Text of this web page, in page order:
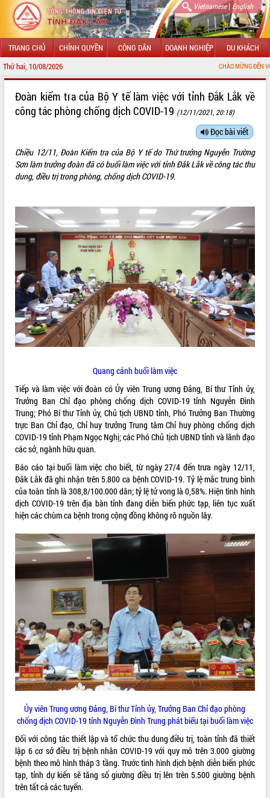
Vietnamese| English
TRANG CHỦ CHÍNH QUYỀN CÔNG DÂN DOANH NGHIỆP DU KHÁCH
Thứ hai, 10/08/2026 CHÀO MỪNG ĐẾN VỚI CỔNG THÔNG TIN
LÃNH ĐẠO UBND TỈNH
SỞ, BAN, NGÀNH
THÔNG TIN CHỈ ĐẠO ĐIỀU HÀNH
HỆ THỐNG VĂN BẢN
VĂN BẢN HĐND TỈNH
ĐIỂM TIN VĂN BẢN
QUY HOẠCH - KẾ HOẠCH
VIDEO
Trailer Lễ hội Sầu riêng Đắk Lắk năm
2026
Khám bệnh, cấp phát thuốc miễn phí
và tặng quà người dân xã Cư Pui
tháng 7/2026
Lễ truy tặng danh hiệu “Bà Mẹ Việt
Nam Anh hùng” và trao Huân chương
Lao động
ALBUM ẢNH
Đoàn kiểm tra của Bộ Y tế làm việc với tỉnh Đắk Lắk về
công tác phòng chống dịch COVID-19 (12/11/2021, 20:18)
Đọc bài viết
Chiều 12/11, Đoàn Kiểm tra của Bộ Y tế do Thứ trưởng Nguyễn Trường
Sơn làm trưởng đoàn đã có buổi làm việc với tỉnh Đắk Lắk về công tác thu
dung, điều trị trong phòng, chống dịch COVID-19.
Quang cảnh buổi làm việc
Tiếp và làm việc với đoàn có Ủy viên Trung ương Đảng, Bí thư Tỉnh ủy,
Trưởng Ban Chỉ đạo phòng chống dịch COVID-19 tỉnh Nguyễn Đình
Trung; Phó Bí thư Tỉnh ủy, Chủ tịch UBND tỉnh, Phó Trưởng Ban Thường
trực Ban Chỉ đạo, Chỉ huy trưởng Trung tâm Chỉ huy phòng chống dịch
COVID-19 tỉnh Phạm Ngọc Nghị; các Phó Chủ tịch UBND tỉnh và lãnh đạo
các sở, ngành hữu quan.
Báo cáo tại buổi làm việc cho biết, từ ngày 27/4 đến trưa ngày 12/11,
Đắk Lắk đã ghi nhận trên 5.800 ca bệnh COVID-19. Tỷ lệ mắc trung bình
của toàn tỉnh là 308,8/100.000 dân; tỷ lệ tử vong là 0,58%. Hiện tình hình
dịch COVID-19 trên địa bàn tỉnh đang diễn biến phức tạp, liên tục xuất
hiện các chùm ca bệnh trong cộng đồng không rõ nguồn lây.
Ủy viên Trung ương Đảng, Bí thư Tỉnh ủy, Trưởng Ban Chỉ đạo phòng
chống dịch COVID-19 tỉnh Nguyễn Đình Trung phát biểu tại buổi làm việc
Đối với công tác thiết lập và tổ chức thu dung điều trị, toàn tỉnh đã thiết
lập 6 cơ sở điều trị bệnh nhân COVID-19 với quy mô trên 3.000 giường
bệnh theo mô hình tháp 3 tầng. Trước tình hình dịch bệnh diễn biến phức
tạp, tỉnh dự kiến sẽ tăng số giường điều trị lên trên 5.500 giường bệnh
trên tất cả các tuyến.